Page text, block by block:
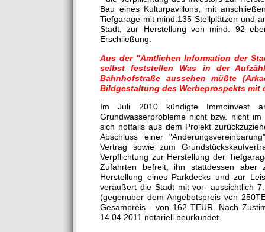
Bau eines Kulturpavillons, mit
Tiefgarage mit mind.135 Stellplätzen und
Stadt, zur Herstellung von mind. 92
Erschließung.
Aus der "Amtlichen Information der
selbst feststellen Was in der
Bahnhofstraße aussehen müßte
Bildgestaltung des Werbeprospekts mit
Im Juli 2010 kündigte Immoinvest
Grundwasserprobleme nicht bzw. nicht
sich notfalls aus dem Projekt
Abschluss einer
Vertrag sowie zum
Verpflichtung zur Herstellung der
Zufahrten befreit, ihn stattdessen aber
Herstellung eines Parkdecks und zur
veräußert die Stadt mit vor- aussichtlich
(gegenüber dem Angebotspreis von
Gesampreis - von 162 TEUR. Nach
14.04.2011 notariell beurkundet.